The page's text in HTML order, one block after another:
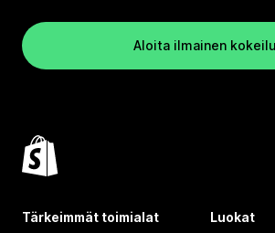
Aloita ilmainen kokeilu
Tärkeimmät toimialat
Luokat